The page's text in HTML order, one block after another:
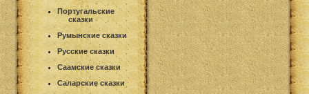
Португальские
сказки
Румынские сказки
Русские сказки
Саамские сказки
Саларские сказки